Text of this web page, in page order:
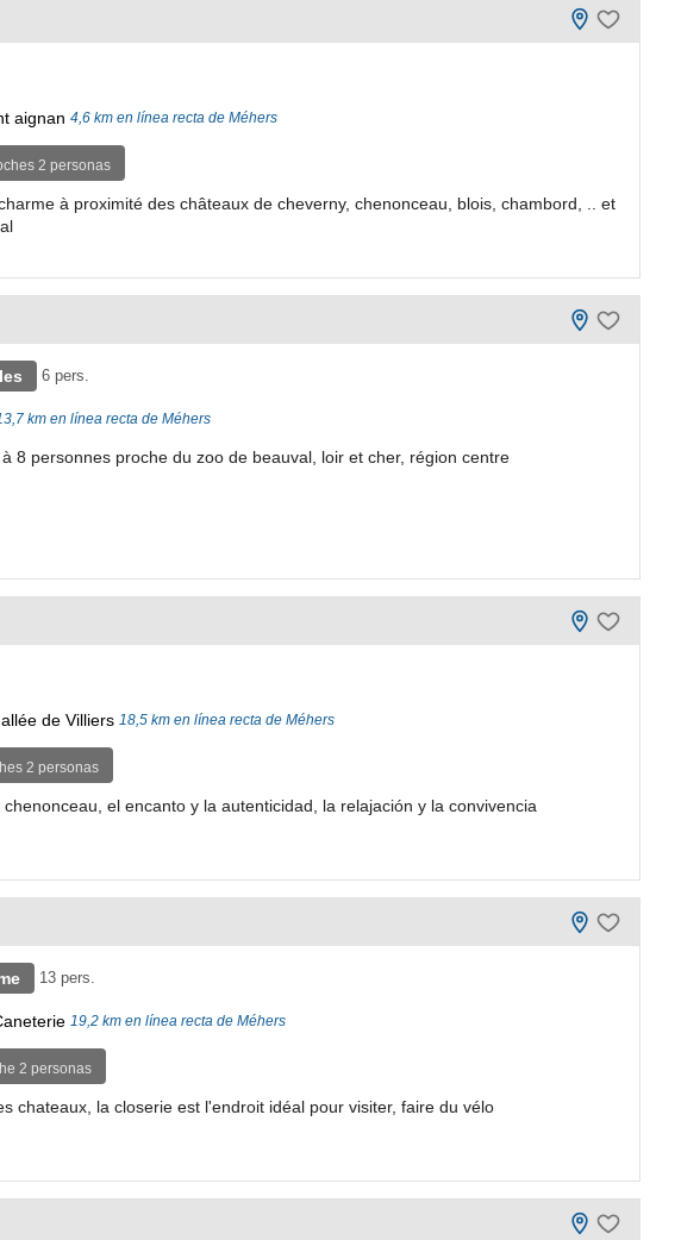
aignan 4,6 km en línea recta de Méhers
2 personas
à proximité des châteaux de cheverny, chenonceau, blois, chambord, .. et
6 pers.
km en línea recta de Méhers
8 personnes proche du zoo de beauval, loir et cher, région centre
de Villiers 18,5 km en línea recta de Méhers
2 personas
el encanto y la autenticidad, la relajación y la convivencia
13 pers.
19,2 km en línea recta de Méhers
2 personas
chateaux, la closerie est l'endroit idéal pour visiter, faire du vélo